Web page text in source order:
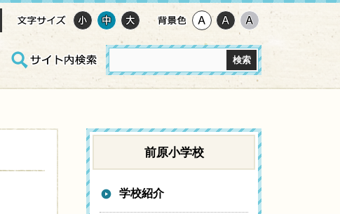
前原小学校
学校紹介